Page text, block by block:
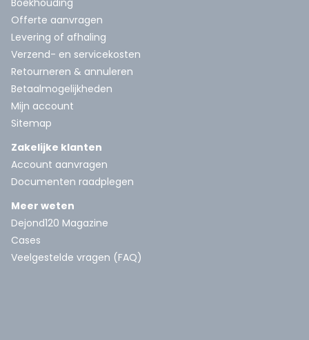
Boekhouding
Offerte aanvragen
Levering of afhaling
Verzend- en servicekosten
Retourneren & annuleren
Betaalmogelijkheden
Mijn account
Sitemap
Zakelijke klanten
Account aanvragen
Documenten raadplegen
Meer weten
Dejond120 Magazine
Cases
Veelgestelde vragen (FAQ)